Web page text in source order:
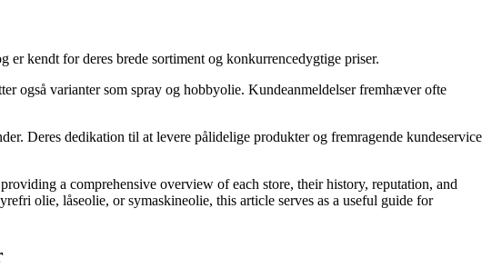
kendt for deres brede sortiment og konkurrencedygtige priser.
også varianter som spray og hobbyolie. Kundeanmeldelser fremhæver ofte
Deres dedikation til at levere pålidelige produkter og fremragende kundeservice
a comprehensive overview of each store, their history, reputation, and
olie, låseolie, or symaskineolie, this article serves as a useful guide for